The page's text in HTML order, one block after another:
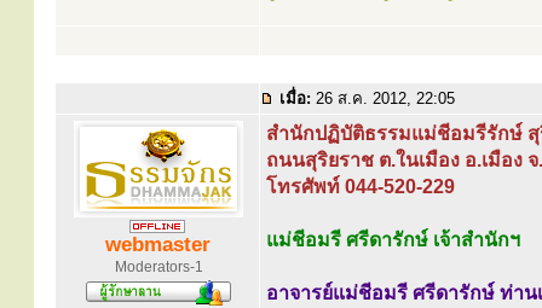
เมื่อ: 26 ส.ค. 2012, 22:05
webmaster
Moderators-1
สำนักปฏิบัติธรรมแม่ชีอมรีรักษ์
ถนนสุริยราช ต.ในเมือง อ.เมือง
โทรศัพท์ 044-520-229
แม่ชีอมรี ศรีดารักษ์ เจ้าสำนักฯ
อาจารย์แม่ชีอมรี ศรีดารักษ์ ท่าน